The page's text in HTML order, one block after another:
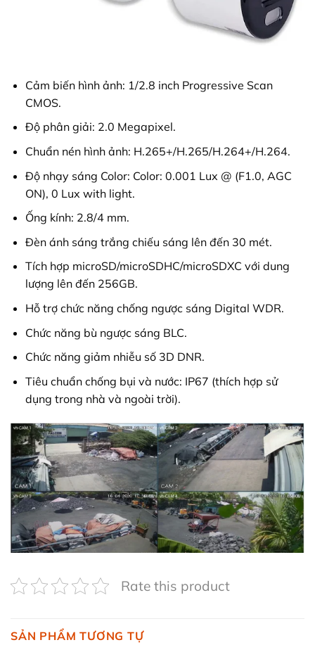
Cảm biến hình ảnh: 1/2.8 inch Progressive Scan
CMOS.
Độ phân giải: 2.0 Megapixel.
Chuẩn nén hình ảnh: H.265+/H.265/H.264+/H.264.
Độ nhạy sáng Color: Color: 0.001 Lux @ (F1.0, AGC
ON), 0 Lux with light.
Ống kính: 2.8/4 mm.
Đèn ánh sáng trắng chiếu sáng lên đến 30 mét.
Tích hợp microSD/microSDHC/microSDXC với dung
lượng lên đến 256GB.
Hỗ trợ chức năng chống ngược sáng Digital WDR.
Chức năng bù ngược sáng BLC.
Chức năng giảm nhiễu số 3D DNR.
Tiêu chuẩn chống bụi và nước: IP67 (thích hợp sử
dụng trong nhà và ngoài trời).
Rate this product
SẢN PHẨM TƯƠNG TỰ